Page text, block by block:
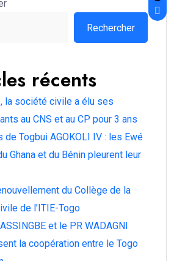
Rechercher
récents
la société civile a élu ses
au CNS et au CP pour 3 ans
de Togbui AGOKOLI IV : les Ewé
Ghana et du Bénin pleurent leur
du Collège de la
de l’ITIE-Togo
et le PR WADAGNI
la coopération entre le Togo